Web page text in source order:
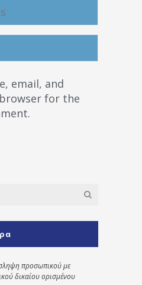
email, and
for the
προσωπικού με
δικαίου ορισμένου